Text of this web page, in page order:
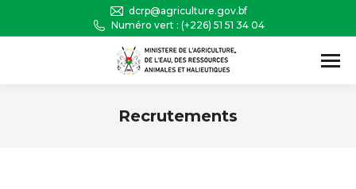
dcrp@agriculture.gov.bf
Numéro vert : (+226) 51 51 34 04
Recrutements